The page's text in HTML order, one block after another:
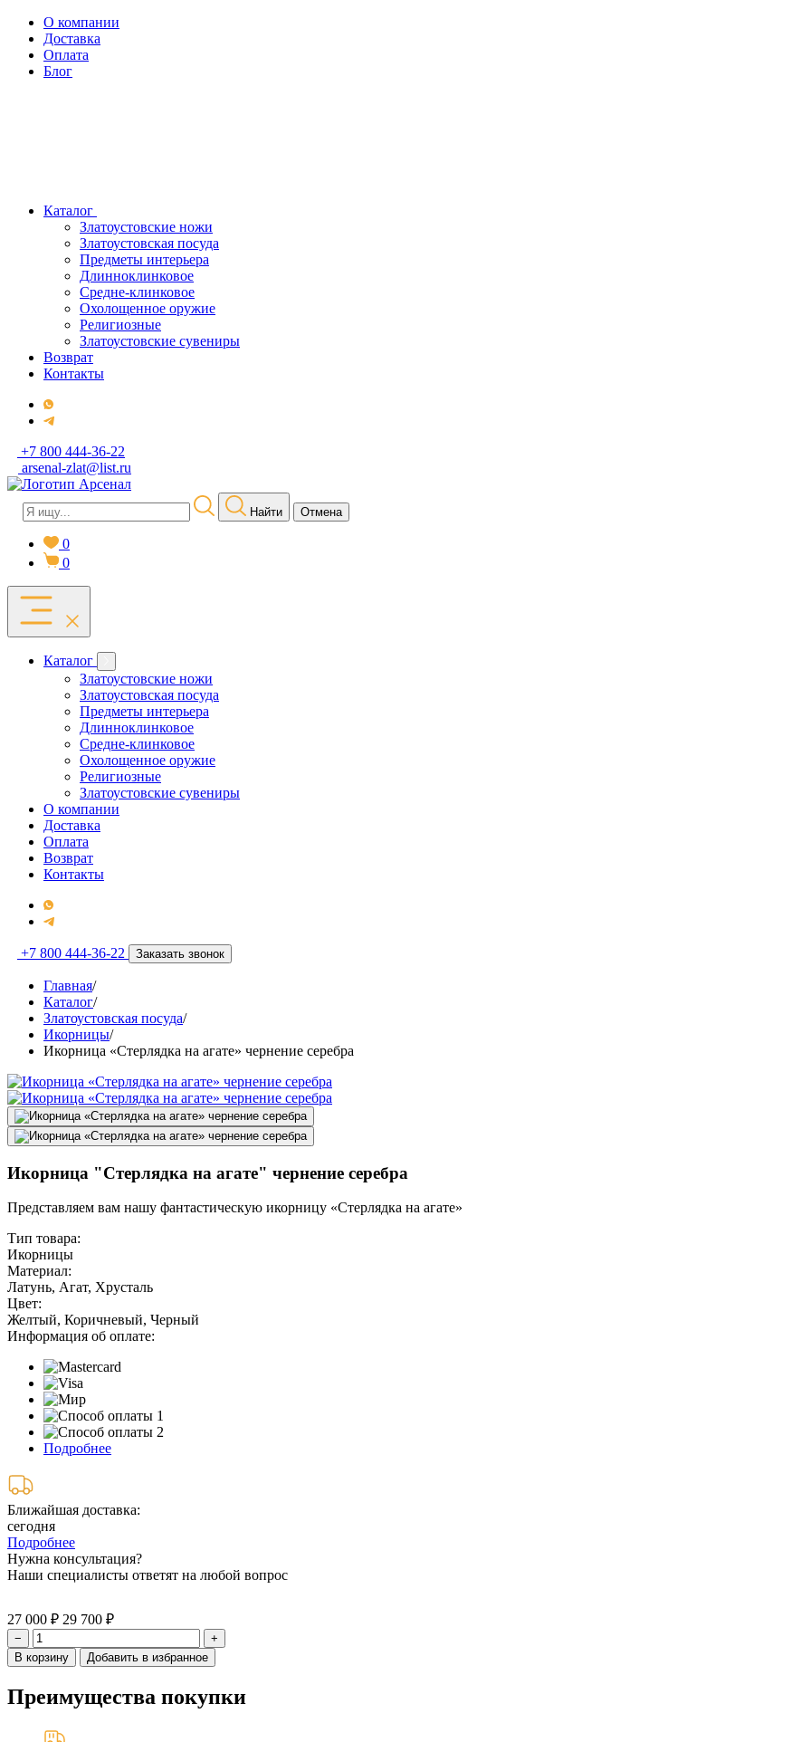
О компании
Доставка
Оплата
Блог
Каталог
Златоустовские ножи
Златоустовская посуда
Предметы интерьера
Длинноклинковое
Средне-клинковое
Охолощенное оружие
Религиозные
Златоустовские сувениры
Возврат
Контакты
+7 800 444-36-22
arsenal-zlat@list.ru
Найти Отмена
0
0
Каталог
Златоустовские ножи
Златоустовская посуда
Предметы интерьера
Длинноклинковое
Средне-клинковое
Охолощенное оружие
Религиозные
Златоустовские сувениры
О компании
Доставка
Оплата
Возврат
Контакты
+7 800 444-36-22 Заказать звонок
Главная/
Каталог/
Златоустовская посуда/
Икорницы/
Икорница «Стерлядка на агате» чернение серебра
Икорница "Стерлядка на агате" чернение серебра
Представляем вам нашу фантастическую икорницу «Стерлядка на агате»
Тип товара:
Икорницы
Материал:
Латунь, Агат, Хрусталь
Цвет:
Желтый, Коричневый, Черный
Информация об оплате:
Подробнее
Ближайшая доставка:
сегодня
Подробнее
Нужна консультация?
Наши специалисты ответят на любой вопрос
27 000 ₽ 29 700 ₽
−
+
В корзину
Добавить в избранное
Преимущества покупки